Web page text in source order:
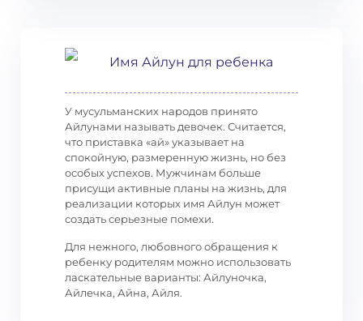
Имя Айлун для ребенка
У мусульманских народов принято
Айлунами называть девочек. Считается,
что приставка «ай» указывает на
спокойную, размеренную жизнь, но без
особых успехов. Мужчинам больше
присущи активные планы на жизнь, для
реализации которых имя Айлун может
создать серьезные помехи.
Для нежного, любовного обращения к
ребенку родителям можно использовать
ласкательные варианты: Айлуночка,
Айлечка, Айна, Айля.